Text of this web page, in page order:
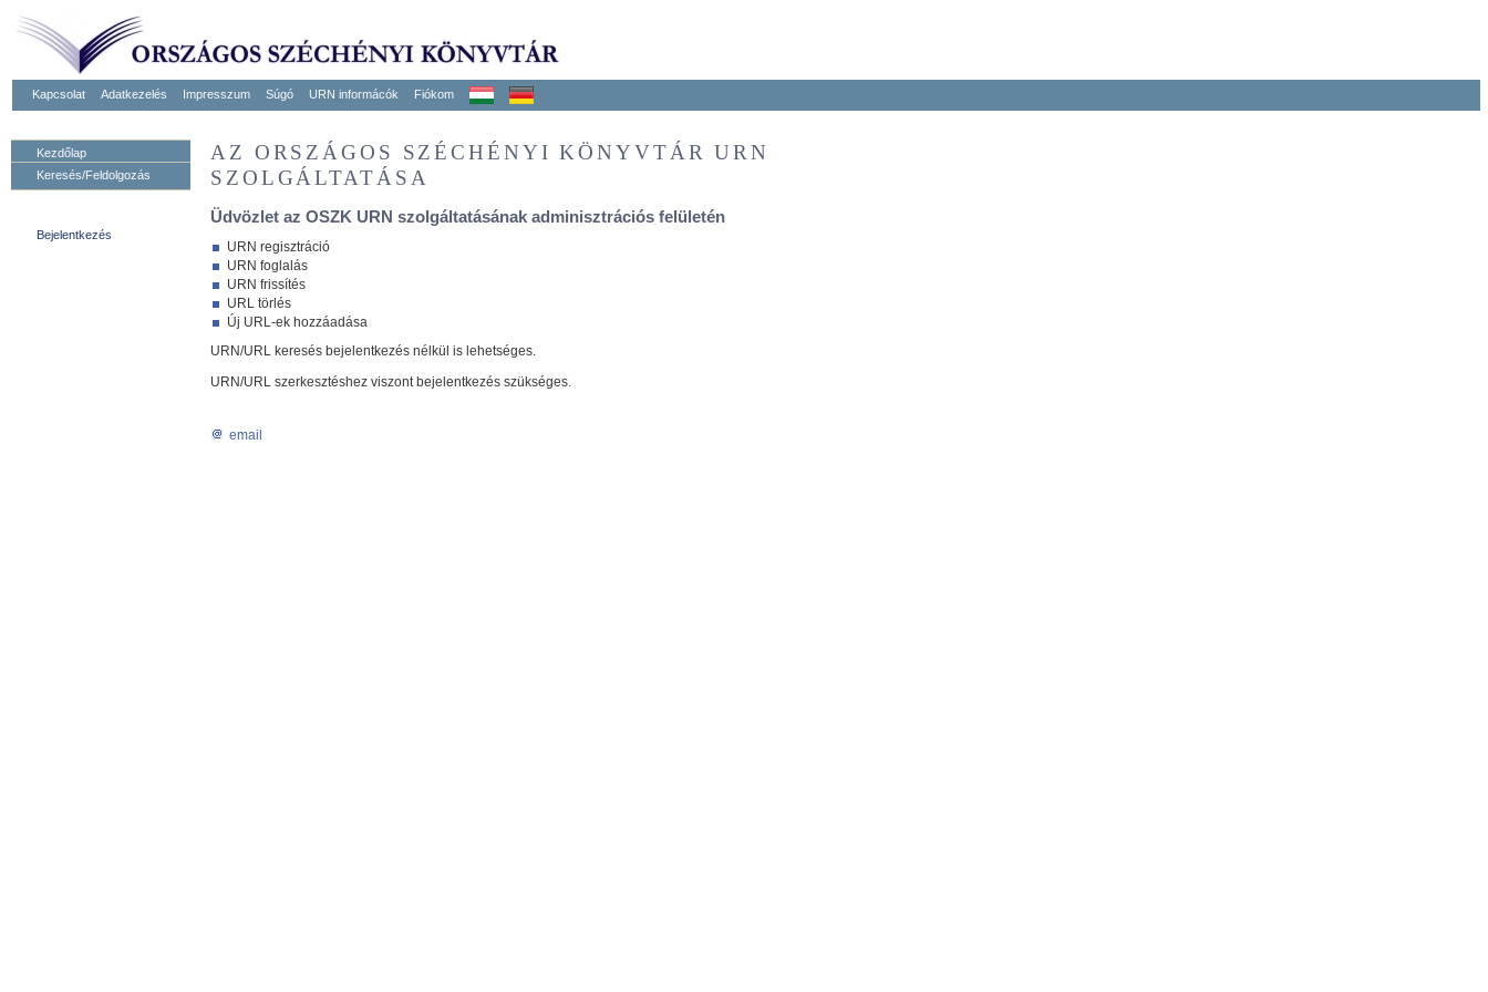
Kapcsolat Adatkezelés Impresszum Súgó URN informácók Fiókom
Kezdőlap
Keresés/Feldolgozás
Bejelentkezés
AZ ORSZÁGOS SZÉCHÉNYI KÖNYVTÁR URN
SZOLGÁLTATÁSA
Üdvözlet az OSZK URN szolgáltatásának adminisztrációs felületén
URN regisztráció
URN foglalás
URN frissítés
URL törlés
Új URL-ek hozzáadása
URN/URL keresés bejelentkezés nélkül is lehetséges.
URN/URL szerkesztéshez viszont bejelentkezés szükséges.
email